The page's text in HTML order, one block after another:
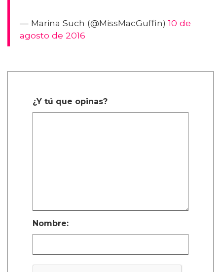
— Marina Such (@MissMacGuffin)10 de
agosto de 2016
¿Y tú que opinas?
Nombre: